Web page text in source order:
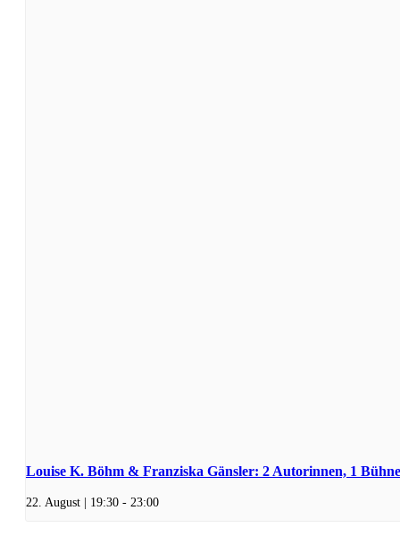
Louise K. Böhm & Franziska Gänsler: 2 Autorinnen, 1 Bühne
22. August | 19:30 - 23:00